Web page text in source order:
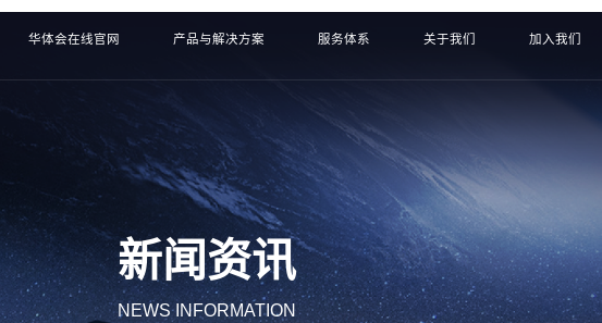
华体会在线官网 产品与解决方案 服务体系 关于我们 加入我们
新闻资讯
NEWS INFORMATION